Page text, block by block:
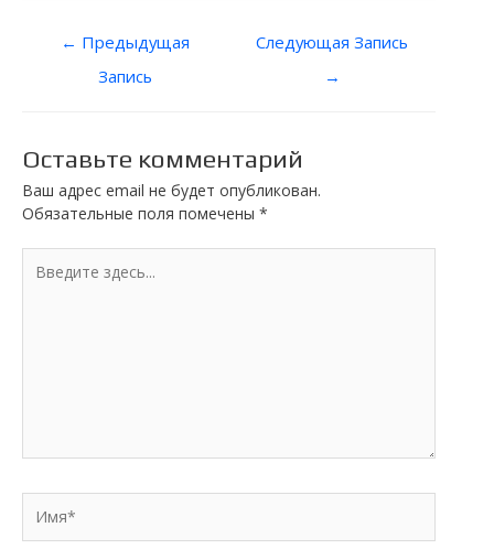
Навигация
← Предыдущая
Запись
Следующая Запись
→
Оставьте комментарий
Ваш адрес email не будет опубликован.
Обязательные поля помечены *
здесь...